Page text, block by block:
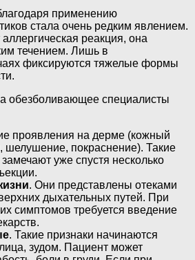
применению
стала очень редким явлением.
реакция, она
течением. Лишь в
фиксируются тяжелые формы
обезболивающее специалисты
проявления на дерме (кожный
шелушение, покраснение). Такие
уже спустя несколько
. Они представлены отеками
дыхательных путей. При
симптомов требуется введение
. Такие признаки начинаются
зудом. Пациент может